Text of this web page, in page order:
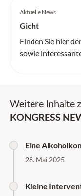
Aktuelle News
Gicht
Finden Sie hier
sowie
Weitere Inhalte
KONGRESS
Eine
28. Mai 2025
Kleine